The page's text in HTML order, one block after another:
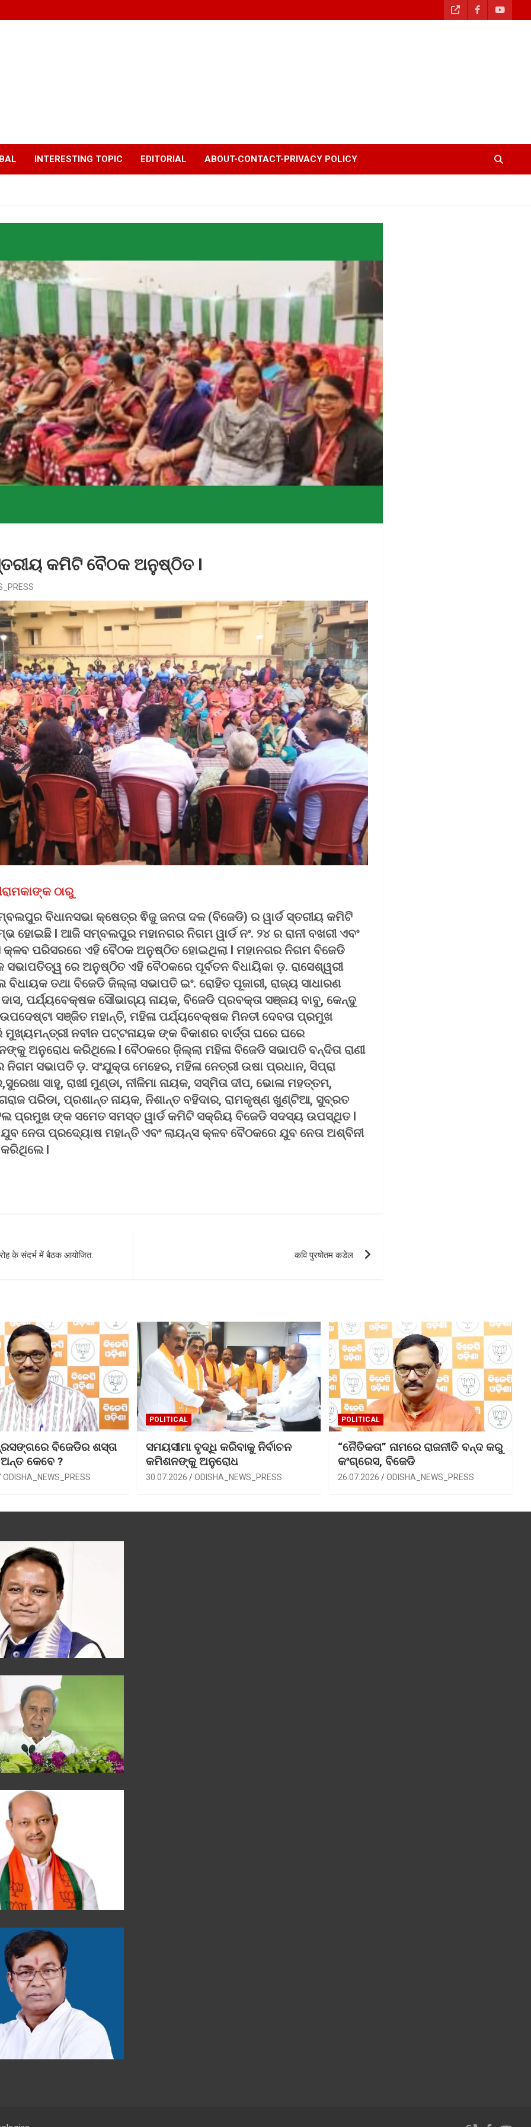
INTERESTING TOPIC EDITORIAL ABOUT-CONTACT-PRIVACY POLICY
କମିଟି ବୈଠକ ଅନୁଷ୍ଠିତ I
ଠାରୁ
ବିଧାନସଭା କ୍ଷେତ୍ର ଵିଜୁ ଜନତା ଦଳ (ବିଜେଡି) ର ୱାର୍ଡ ସ୍ତରୀୟ କମିଟି
ହୋଇଛି I ଆଜି ସମ୍ବଲପୁର ମହାନଗର ନିଗମ ୱାର୍ଡ ନଂ. ୨୪ ର ରାନୀ ବଖରୀ ଏବଂ
କ୍ଳବ ପରିସରରେ ଏହି ବୈଠକ ଅନୁଷ୍ଠିତ ହୋଇଥିଲା I ମହାନଗର ନିଗମ ବିଜେଡି
ରେ ଅନୁଷ୍ଠିତ ଏହି ବୈଠକରେ ପୂର୍ବତନ ବିଧାୟିକା ଡ଼. ରାସେଶ୍ୱରୀ
ବିଧାୟକ ତଥା ବିଜେଡି ଜିଲ୍ଲା ସଭାପତି ଇଂ. ରୋହିତ ପୂଜାରୀ, ରାଜ୍ୟ ସାଧାରଣ
ଦାସ, ପର୍ଯ୍ୟବେକ୍ଷକ ସୌଭାଗ୍ୟ ନାୟକ, ବିଜେଡି ପ୍ରବକ୍ତା ସଞ୍ଜୟ ବାବୁ, କେନ୍ଦୁ
ସଞ୍ଜିତ ମହାନ୍ତି, ମହିଳା ପର୍ଯ୍ୟବେକ୍ଷକ ମିନତୀ ଦେବତା ପ୍ରମୁଖ
ନବୀନ ପଟ୍ଟନାୟକ ଙ୍କ ବିକାଶର ବାର୍ତ୍ତା ଘରେ ଘରେ
ଅନୁରୋଧ କରିଥିଲେ I ବୈଠକରେ ଜ଼ିଲ୍ଲା ମହିଳା ବିଜେଡି ସଭାପତି ବନ୍ଦିତା ରାଣୀ
ସଭାପତି ଡ଼. ସଂଯୁକ୍ତା ମେହେର, ମହିଳା ନେତ୍ରୀ ଉଷା ପ୍ରଧାନ, ସିପ୍ରା
ସାହୁ, ରାଖୀ ମୁଣ୍ଡା, ନୀଳିମା ନାୟକ, ସସ୍ମିତା ଦୀପ, ଭୋଳା ମହତ୍ତମ,
ପରିଡା, ପ୍ରଶାନ୍ତ ନାୟକ, ନିଶାନ୍ତ ବହିଦାର, ରାମକୃଷ୍ଣ ଖୁଣ୍ଟିଆ, ସୁବ୍ରତ
ପ୍ରମୁଖ ଙ୍କ ସମେତ ସମସ୍ତ ୱାର୍ଡ କମିଟି ସକ୍ରିୟ ବିଜେଡି ସଦସ୍ୟ ଉପସ୍ଥିତ I
ଯୁବ ନେତା ପ୍ରଦ୍ୟୋଷ ମହାନ୍ତି ଏବଂ ଲାୟନ୍ସ କ୍ଳବ ବୈଠକରେ ଯୁବ ନେତା ଅଶ୍ବିନୀ
କରିଥିଲେ I
के संदर्भ में बैठक आयोजित. कवि पुरषोतम कडेल
ବିଜେଡିର ଶସ୍ତା
ଅନ୍ତ କେବେ ?
ODISHA_NEWS_PRESS
POLITICAL
ସମୟସୀମା ବୃଦ୍ଧି କରିବାକୁ ନିର୍ବାଚନ
କମିଶନଙ୍କୁ ଅନୁରୋଧ
30.07.2026 ODISHA_NEWS_PRESS
POLITICAL
“ନୈତିକତା” ନାମରେ ରାଜନୀତି ବନ୍ଦ କରୁ
କଂଗ୍ରେସ, ବିଜେଡି
26.07.2026 ODISHA_NEWS_PRESS